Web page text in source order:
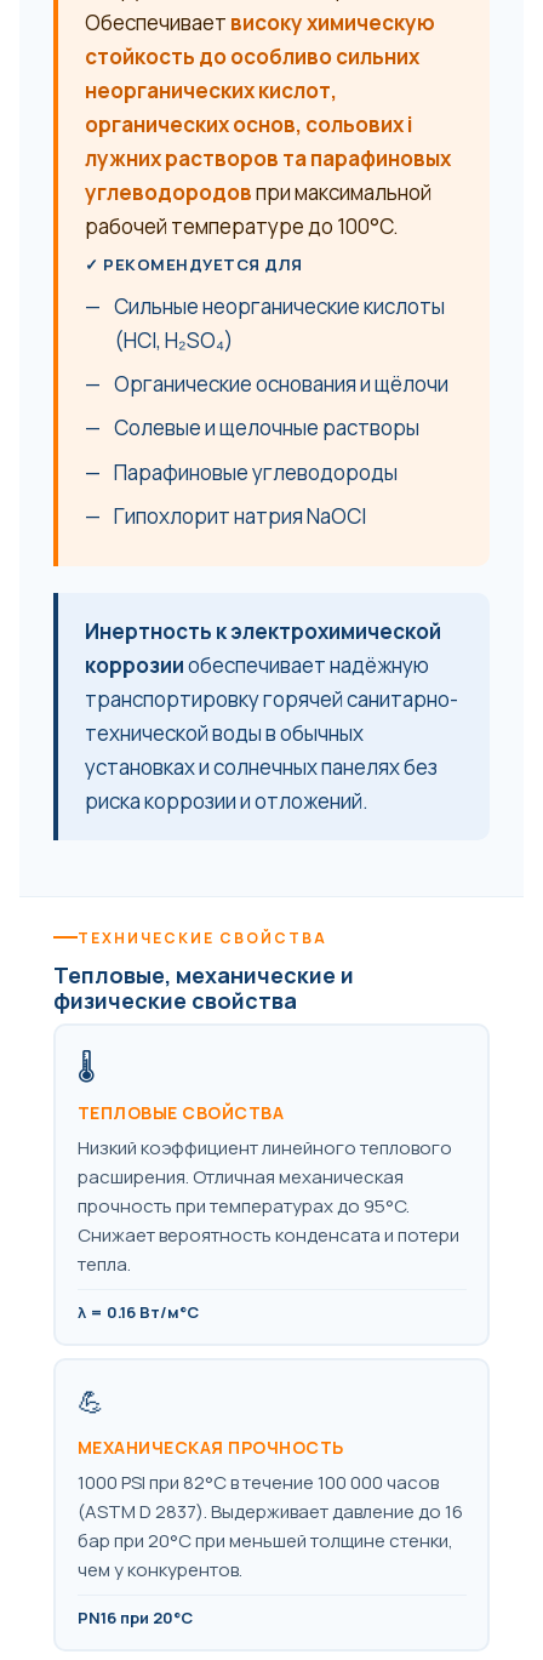
Обеспечивает високу химическую
стойкость до особливо сильних
неорганических кислот,
органических основ, сольових і
лужних растворов та парафиновых
углеводородовпри максимальной
рабочей температуре до 100°C.
✓ РЕКОМЕНДУЕТСЯ ДЛЯ
Сильные неорганические кислоты
(HCl, H₂SO₄)
Органические основания и щёлочи
Солевые и щелочные растворы
Парафиновые углеводороды
Гипохлорит натрия NaOCl
Инертность к электрохимической
коррозииобеспечивает надёжную
транспортировку горячей санитарно-
технической воды в обычных
установках и солнечных панелях без
риска коррозии и отложений.
ТЕХНИЧЕСКИЕ СВОЙСТВА
Тепловые, механические и
физические свойства
🌡️
ТЕПЛОВЫЕ СВОЙСТВА
Низкий коэффициент линейного теплового
расширения. Отличная механическая
прочность при температурах до 95°C.
Снижает вероятность конденсата и потери
тепла.
λ = 0.16 Вт/м°C
💪
МЕХАНИЧЕСКАЯ ПРОЧНОСТЬ
1000 PSI при 82°C в течение 100 000 часов
(ASTM D 2837). Выдерживает давление до 16
бар при 20°C при меньшей толщине стенки,
чем у конкурентов.
PN16 при 20°C